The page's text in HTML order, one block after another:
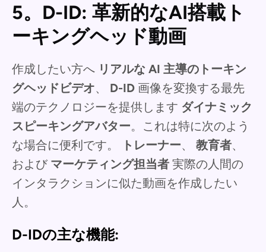
5。D-ID: 革新的なAI搭載ト
ーキングヘッド動画
作成したい方へ リアルな AI 主導のトーキン
グヘッドビデオ、 D-ID 画像を変換する最先
端のテクノロジーを提供します ダイナミック
スピーキングアバター。これは特に次のよう
な場合に便利です。
トレーナー、 教育者、
および マーケティング担当者 実際の人間の
インタラクションに似た動画を作成したい
人。
D-IDの主な機能: